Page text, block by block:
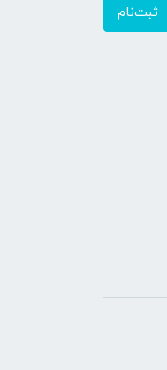
ثبت‌نام